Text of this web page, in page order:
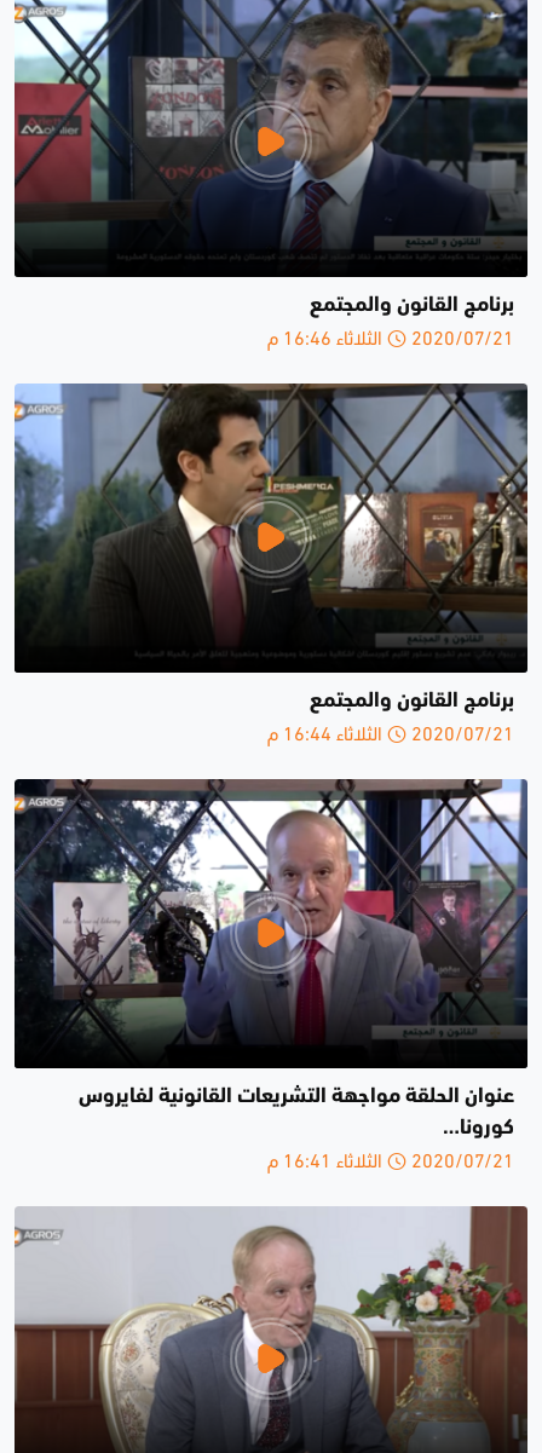
برنامج القانون والمجتمع
2020/07/21 الثلاثاء 16:46 م
برنامج القانون والمجتمع
2020/07/21 الثلاثاء 16:44 م
عنوان الحلقة مواجهة التشريعات القانونية لفايروس
كورونا…
2020/07/21 الثلاثاء 16:41 م